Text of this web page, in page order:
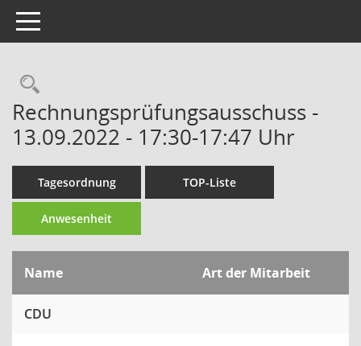
Toggle navigation
Rechercheauswahl
Rechnungsprüfungsausschuss -
13.09.2022 - 17:30-17:47 Uhr
Tagesordnung TOP-Liste
Anwesenheit
Name Art der Mitarbeit
CDU